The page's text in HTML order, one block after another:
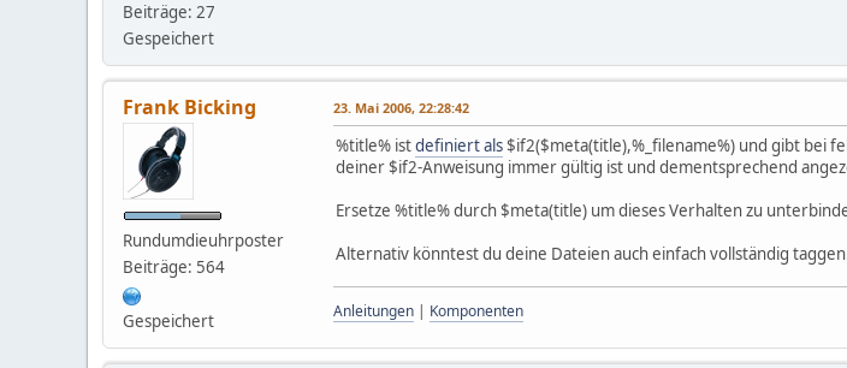
Beiträge: 27
Gespeichert
Frank Bicking
Rundumdieuhrposter
Beiträge: 564
Gespeichert
23. Mai 2006, 22:28:42
%title% istdefiniert als $if2($meta(title),%_filename%) und gibt bei
deiner $if2-Anweisung immer gültig ist und dementsprechend
Ersetze %title% durch $meta(title) um dieses Verhalten zu
Alternativ könntest du deine Dateien auch einfach vollständig
Anleitungen | Komponenten